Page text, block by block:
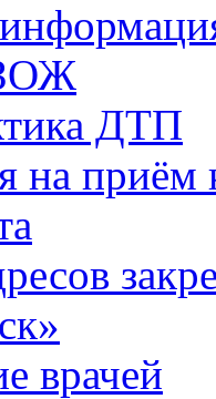
ДТП
на приём
врачей